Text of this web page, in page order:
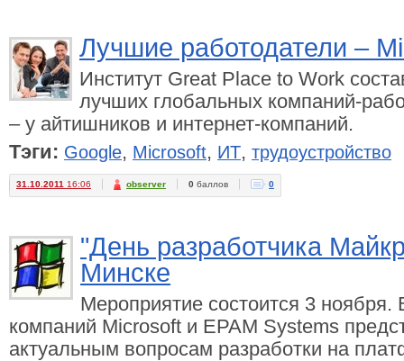
Лучшие работодатели –
Институт Great Place to Work
лучших глобальных компаний-
– у айтишников и интернет-компаний.
Тэги: Google, Microsoft, ИТ, трудоустройство
31.10.2011 16:06 observer 0 баллов 0
"День разработчика
Минске
Мероприятие состоится 3 ноября.
компаний Microsoft и EPAM Systems
актуальным вопросам разработки на